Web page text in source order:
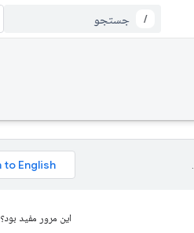
/
این مرور مفید بود؟